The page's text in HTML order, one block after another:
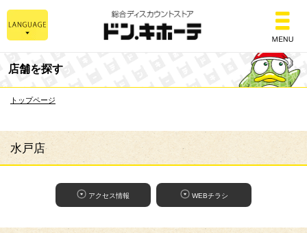
総合ディスカウント
店舗を探す
トップページ
水戸店
アクセス情報 WEBチラシ